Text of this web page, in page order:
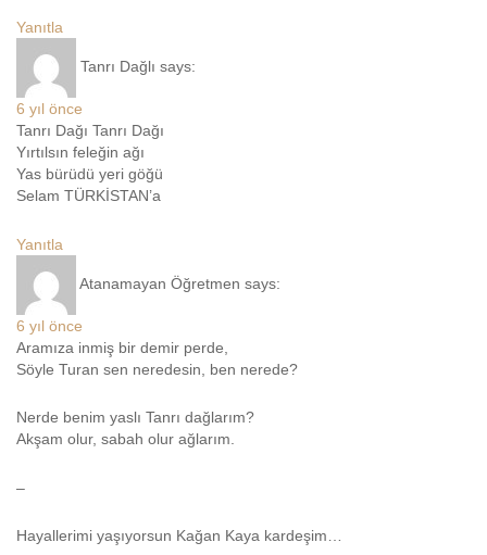
Yanıtla
Tanrı Dağlı says:
6 yıl önce
Tanrı Dağı Tanrı Dağı
Yırtılsın feleğin ağı
Yas bürüdü yeri göğü
Selam TÜRKİSTAN’a
Yanıtla
Atanamayan Öğretmen says:
6 yıl önce
Aramıza inmiş bir demir perde,
Söyle Turan sen neredesin, ben nerede?
Nerde benim yaslı Tanrı dağlarım?
Akşam olur, sabah olur ağlarım.
–
Hayallerimi yaşıyorsun Kağan Kaya kardeşim…